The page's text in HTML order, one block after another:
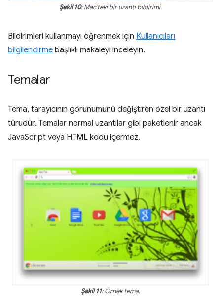
Şekil 10: Mac'teki bir uzantı bildirimi.
Bildirimleri kullanmayı öğrenmek için Kullanıcıları
bilgilendirme başlıklı makaleyi inceleyin.
Temalar
Tema, tarayıcının görünümünü değiştiren özel bir uzantı
türüdür. Temalar normal uzantılar gibi paketlenir ancak
JavaScript veya HTML kodu içermez.
Şekil 11: Örnek tema.